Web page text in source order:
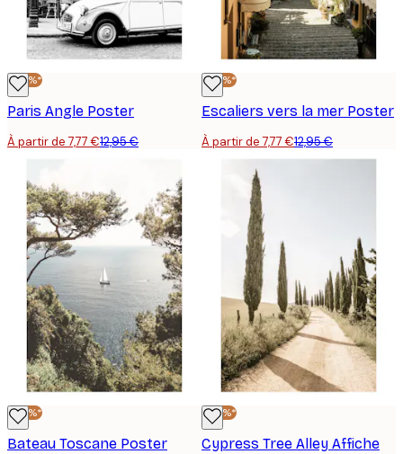
-40%*
Paris Angle Poster
À partir de 7,77 €12,95 €
-40%*
Escaliers vers la mer Poster
À partir de 7,77 €12,95 €
-40%*
Bateau Toscane Poster
-40%*
Cypress Tree Alley Affiche